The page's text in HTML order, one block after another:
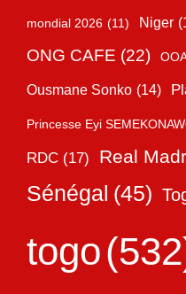
mondial 2026 (11) Niger
ONG CAFE (22)
Ousmane Sonko (14)
Princesse Eyi
RDC (17) Real
Sénégal (45)
togo